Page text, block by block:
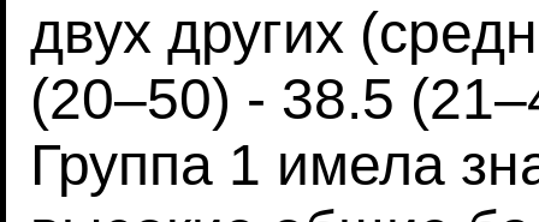
двух других
(20–50) - 38.5
Группа 1 имела